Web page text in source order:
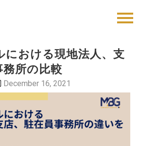
における現地法人、支
務所の比較
December 16, 2021